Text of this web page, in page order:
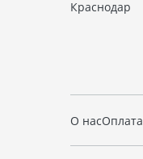
Краснодар
О насОплата